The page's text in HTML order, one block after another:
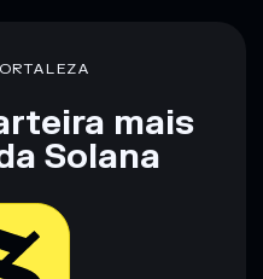
mais
Solana